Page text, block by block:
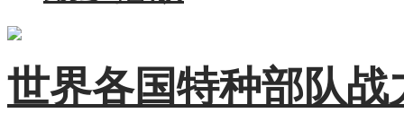
世界各国特种部队战